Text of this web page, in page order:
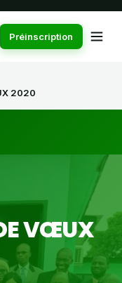
Préinscription
2020
VŒUX